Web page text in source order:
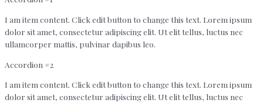
I am item content. Click edit button to change this text. Lorem ipsum
dolor sit amet, consectetur adipiscing elit. Ut elit tellus, luctus nec
ullamcorper mattis, pulvinar dapibus leo.
Accordion #2
I am item content. Click edit button to change this text. Lorem ipsum
dolor sit amet, consectetur adipiscing elit. Ut elit tellus, luctus nec